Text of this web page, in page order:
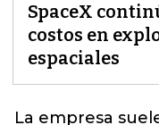
SpaceX
costos en
espaciales
La empresa